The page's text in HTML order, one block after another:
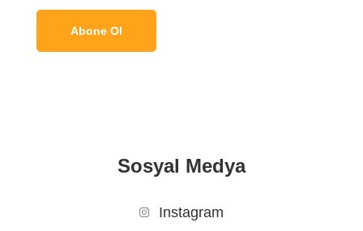
Sosyal Medya
Instagram